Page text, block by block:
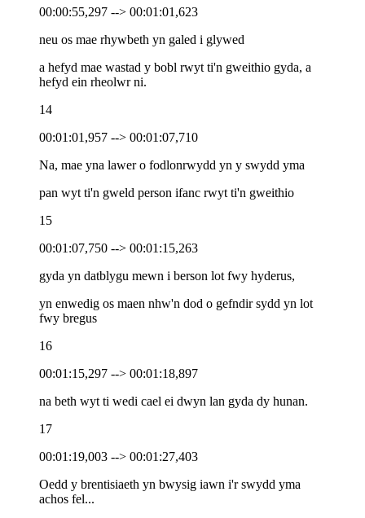
00:00:55,297 --> 00:01:01,623
neu os mae rhywbeth yn galed i glywed
a hefyd mae wastad y bobl rwyt ti'n gweithio gyda, a
hefyd ein rheolwr ni.
14
00:01:01,957 --> 00:01:07,710
Na, mae yna lawer o fodlonrwydd yn y swydd yma
pan wyt ti'n gweld person ifanc rwyt ti'n gweithio
15
00:01:07,750 --> 00:01:15,263
gyda yn datblygu mewn i berson lot fwy hyderus,
yn enwedig os maen nhw'n dod o gefndir sydd yn lot
fwy bregus
16
00:01:15,297 --> 00:01:18,897
na beth wyt ti wedi cael ei dwyn lan gyda dy hunan.
17
00:01:19,003 --> 00:01:27,403
Oedd y brentisiaeth yn bwysig iawn i'r swydd yma
achos fel...